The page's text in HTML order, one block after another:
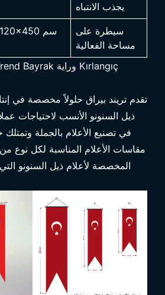
يجذب الانتباه
120×450 سم
سيطرة على
مساحة الفعالية
تقدم تريند بيراق حلولاً مخصصة في
ذيل السنونو الأنسب لاحتياجات
في تصنيع الأعلام بالجملة
مقاسات الأعلام المناسبة لكل نوع
المخصصة لأعلام ذيل السنونو